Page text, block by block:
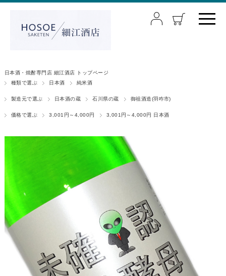
日本酒・焼酎専門店 細江酒店 トップページ
種類で選ぶ
日本酒 純米酒
製造元で選ぶ 日本酒の蔵 石川県の蔵 御祖酒造(羽咋市)
価格で選ぶ 3,001円～4,000円 3,001円～4,000円 日本酒